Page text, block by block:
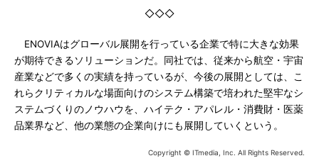
◇◇◇
ENOVIAはグローバル展開を行っている企業で特に大きな効果
が期待できるソリューションだ。同社では、従来から航空・宇宙
産業などで多くの実績を持っているが、今後の展開としては、こ
れらクリティカルな場面向けのシステム構築で培われた堅牢なシ
ステムづくりのノウハウを、ハイテク・アパレル・消費財・医薬
品業界など、他の業態の企業向けにも展開していくという。
Copyright © ITmedia, Inc. All Rights Reserved.